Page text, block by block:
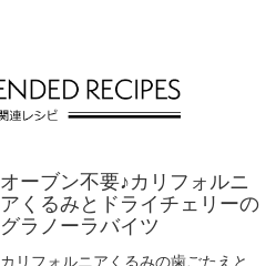
オーブン不要♪カリフォルニ
アくるみとドライチェリーの
グラノーラバイツ
カリフォルニアくるみの歯ごたえと